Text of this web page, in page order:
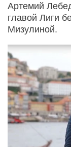
Артемий
главой Лиги
Мизулиной.